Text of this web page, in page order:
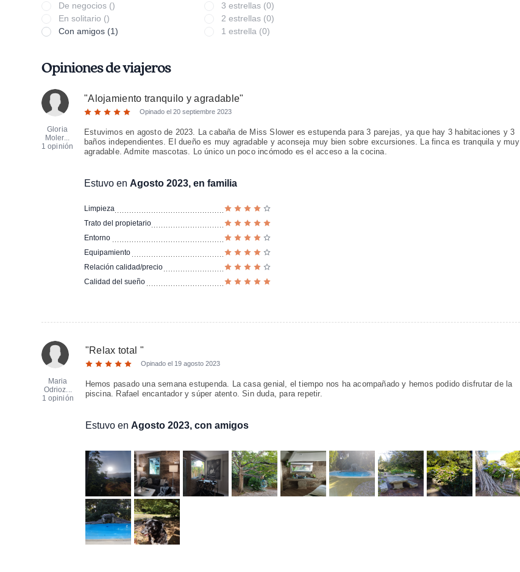
De negocios ()
En solitario ()
Con amigos (1)
3 estrellas (0)
2 estrellas (0)
1 estrella (0)
Opiniones de viajeros
Gloria
Moler...
1 opinión
"Alojamiento tranquilo y agradable"
Opinado el 20 septiembre 2023
Estuvimos en agosto de 2023. La cabaña de Miss Slower es estupenda para 3 parejas, ya que hay 3 habitaciones y 3
baños independientes. El dueño es muy agradable y aconseja muy bien sobre excursiones. La finca es tranquila y muy
agradable. Admite mascotas. Lo único un poco incómodo es el acceso a la cocina.
Estuvo en Agosto 2023, en familia
Limpieza
Trato del propietario
Entorno
Equipamiento
Relación calidad/precio
Calidad del sueño
Maria
Odrioz...
1 opinión
"Relax total "
Opinado el 19 agosto 2023
Hemos pasado una semana estupenda. La casa genial, el tiempo nos ha acompañado y hemos podido disfrutar de la
piscina. Rafael encantador y súper atento. Sin duda, para repetir.
Estuvo en Agosto 2023, con amigos